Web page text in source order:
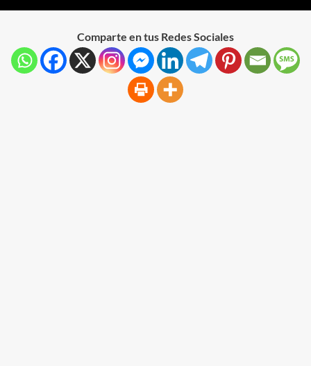
Comparte en tus Redes Sociales